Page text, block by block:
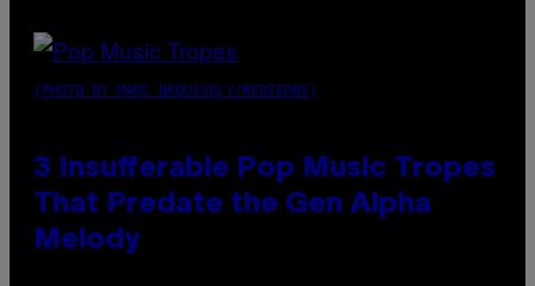
(PHOTO BY MARC BROUSSELY/REDFERNS)
3 Insufferable Pop Music Tropes
That Predate the Gen Alpha
Melody